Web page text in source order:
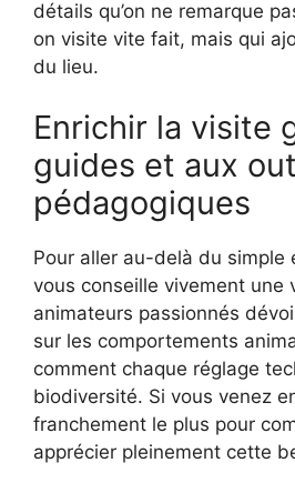
détails qu’on ne remarque
on visite vite fait, mais qui
du lieu.
Enrichir la visite
guides et aux
pédagogiques
Pour aller au-delà du simple
vous conseille vivement une
animateurs passionnés
sur les comportements
comment chaque réglage
biodiversité. Si vous venez
franchement le plus pour
apprécier pleinement cette